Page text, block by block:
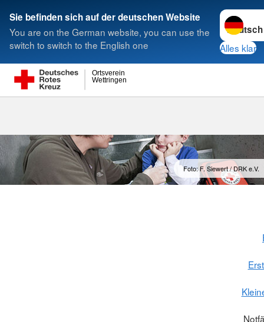
Sie befinden sich auf der deutschen Website
You are on the German website, you can use the
switch to switch to the English one
Sprache
Alles klar
Wettringen
Ortsverein
Suche
Foto: F. Siewert / DRK e.V.